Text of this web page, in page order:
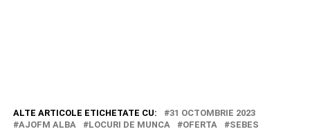
ALTE ARTICOLE ETICHETATE CU:
31 OCTOMBRIE 2023
AJOFM ALBA
LOCURI DE MUNCA OFERTA SEBES